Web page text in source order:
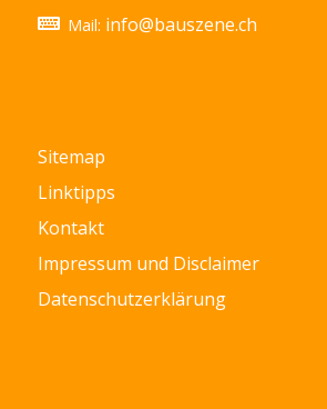
Mail: info@bauszene.ch
Sitemap
Linktipps
Kontakt
Impressum und Disclaimer
Datenschutzerklärung